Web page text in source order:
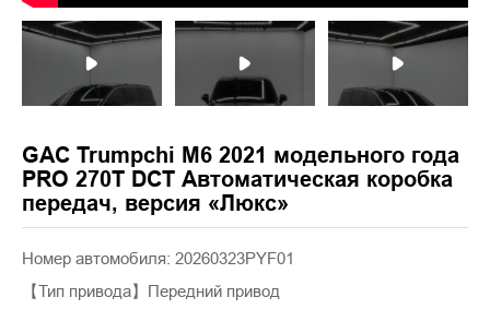
GAC Trumpchi M6 2021 модельного года
PRO 270T DCT Автоматическая коробка
передач, версия «Люкс»
Номер автомобиля: 20260323PYF01
【Тип привода】Передний привод